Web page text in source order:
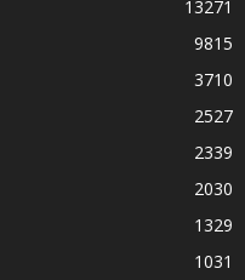
13271
9815
3710
2527
2339
2030
1329
1031